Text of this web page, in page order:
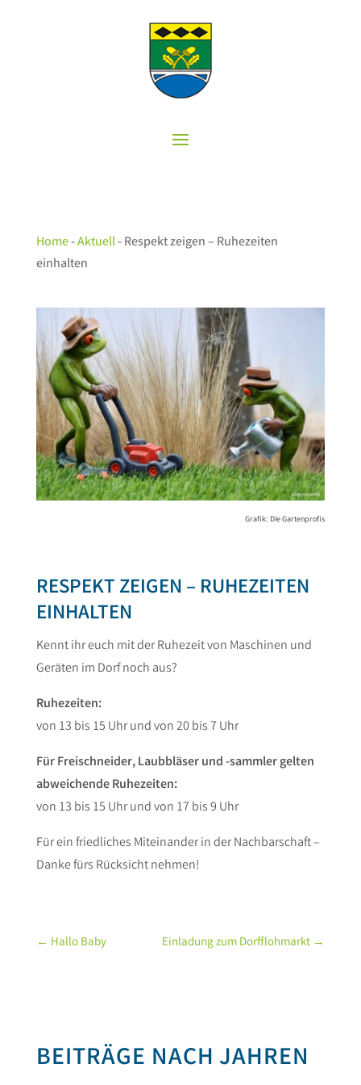
Home-Aktuell-Respekt zeigen – Ruhezeiten
einhalten
Grafik: Die Gartenprofis
RESPEKT ZEIGEN – RUHEZEITEN
EINHALTEN
Kennt ihr euch mit der Ruhezeit von Maschinen und
Geräten im Dorf noch aus?
Ruhezeiten:
von 13 bis 15 Uhr und von 20 bis 7 Uhr
Für Freischneider, Laubbläser und -sammler gelten
abweichende Ruhezeiten:
von 13 bis 15 Uhr und von 17 bis 9 Uhr
Für ein friedliches Miteinander in der Nachbarschaft –
Danke fürs Rücksicht nehmen!
← Hallo Baby Einladung zum Dorfflohmarkt →
BEITRÄGE NACH JAHREN